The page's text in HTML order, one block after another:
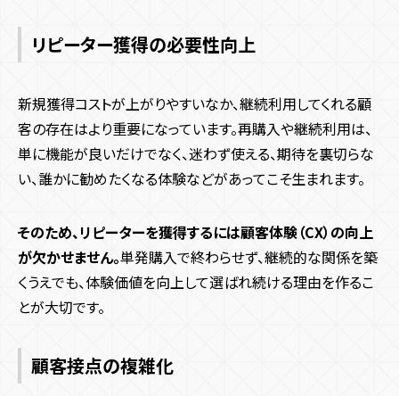
リピーター獲得の必要性向上
新規獲得コストが上がりやすいなか、継続利用してくれる顧
客の存在はより重要になっています。再購入や継続利用は、
単に機能が良いだけでなく、迷わず使える、期待を裏切らな
い、誰かに勧めたくなる体験などがあってこそ生まれます。
そのため、リピーターを獲得するには顧客体験（CX）の向上
が欠かせません。単発購入で終わらせず、継続的な関係を築
くうえでも、体験価値を向上して選ばれ続ける理由を作るこ
とが大切です。
顧客接点の複雑化